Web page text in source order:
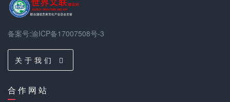
备案号:渝ICP备17007508号-3
关 于 我 们
合 作 网 站